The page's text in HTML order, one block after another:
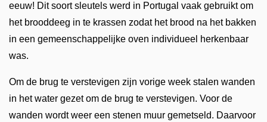
eeuw! Dit soort sleutels werd in Portugal vaak gebruikt om
het brooddeeg in te krassen zodat het brood na het bakken
in een gemeenschappelijke oven individueel herkenbaar
was.
Om de brug te verstevigen zijn vorige week stalen wanden
in het water gezet om de brug te verstevigen. Voor de
wanden wordt weer een stenen muur gemetseld. Daarvoor